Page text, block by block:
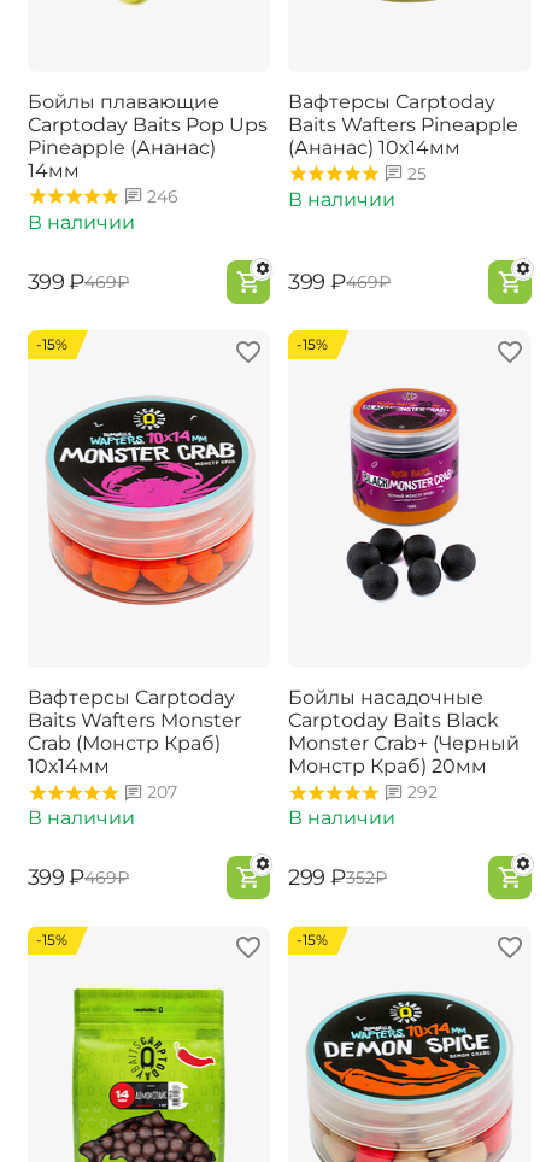
Бойлы плавающие
Carptoday Baits Pop Ups
Pineapple (Ананас)
14мм
246
В наличии
‍399‍ ₽‍469‍₽
Вафтерсы Carptoday
Baits Wafters Pineapple
(Ананас) 10х14мм
25
В наличии
‍399‍ ₽‍469‍₽
-15%
Вафтерсы Carptoday
Baits Wafters Monster
Crab (Монстр Краб)
10х14мм
207
В наличии
‍399‍ ₽‍469‍₽
-15%
Бойлы насадочные
Carptoday Baits Black
Monster Crab+ (Черный
Монстр Краб) 20мм
292
В наличии
‍299‍ ₽‍352‍₽
-15% -15%